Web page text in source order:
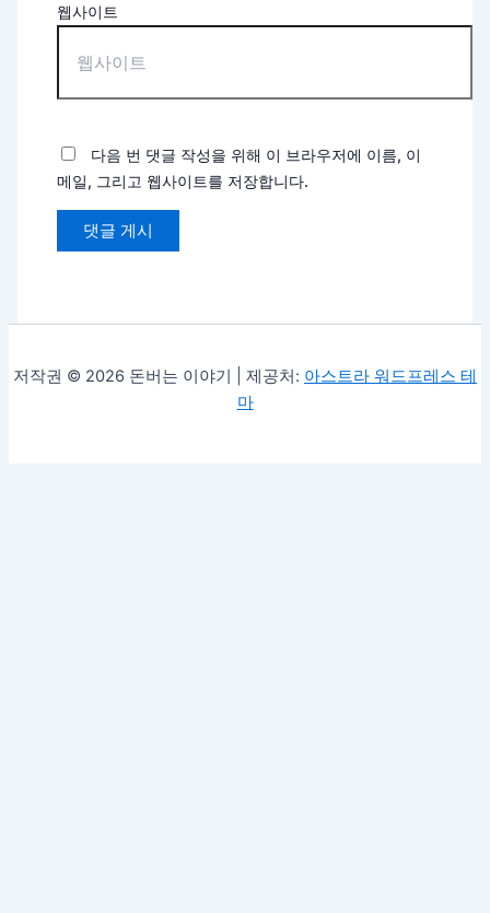
웹사이트
다음 번 댓글 작성을 위해 이 브라우저에 이름, 이
메일, 그리고 웹사이트를 저장합니다.
저작권 © 2026 돈버는 이야기 | 제공처: 아스트라 워드프레스 테
마